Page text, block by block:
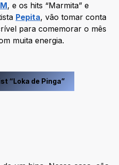
, e os hits “Marmita” e
Pepita, vão tomar conta
para comemorar o mês
muita energia.
“Loka de Pinga”